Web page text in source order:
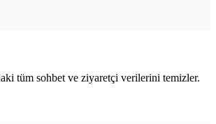
tüm sohbet ve ziyaretçi verilerini temizler.